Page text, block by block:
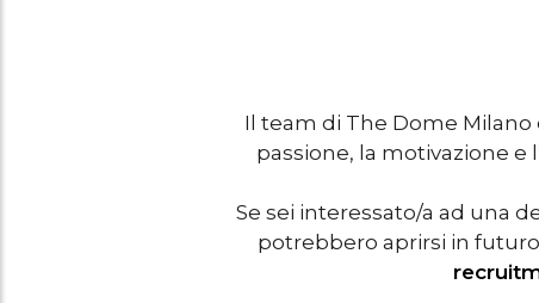
Il team di The Dome Milano
passione, la motivazione
Se sei interessato/a ad una
potrebbero aprirsi in